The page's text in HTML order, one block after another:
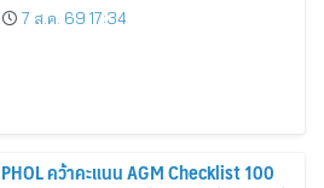
7 ส.ค. 69 17:34
PHOL คว้าคะแนน AGM Checklist 100